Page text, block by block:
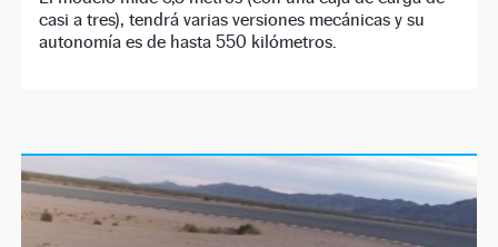
casi a tres), tendrá varias versiones mecánicas y su
autonomía es de hasta 550 kilómetros.